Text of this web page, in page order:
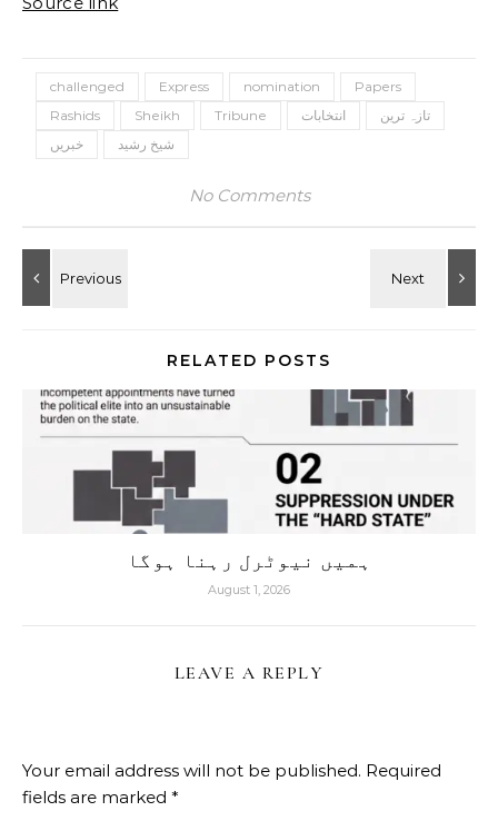
challenged Express nomination
Papers
Rashids
Sheikh Tribune انتخابات
تازہ ترین
خبریں
شیخ رشید
No Comments
RELATED POSTS
ہمیں نیوٹرل رہنا ہوگا
August 1, 2026
LEAVE A REPLY
Your email address will not be published. Required
fields are marked *